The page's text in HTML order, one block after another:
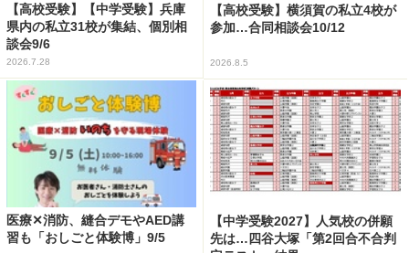
【高校受験】【中学受験】兵庫
県内の私立31校が集結、個別相
談会9/6
2026.7.28
【高校受験】横須賀の私立4校が
参加…合同相談会10/12
2026.8.5
医療✕消防、縫合デモやAED講
習も「おしごと体験博」9/5
【中学受験2027】人気校の併願
先は…四谷大塚「第2回合不合判